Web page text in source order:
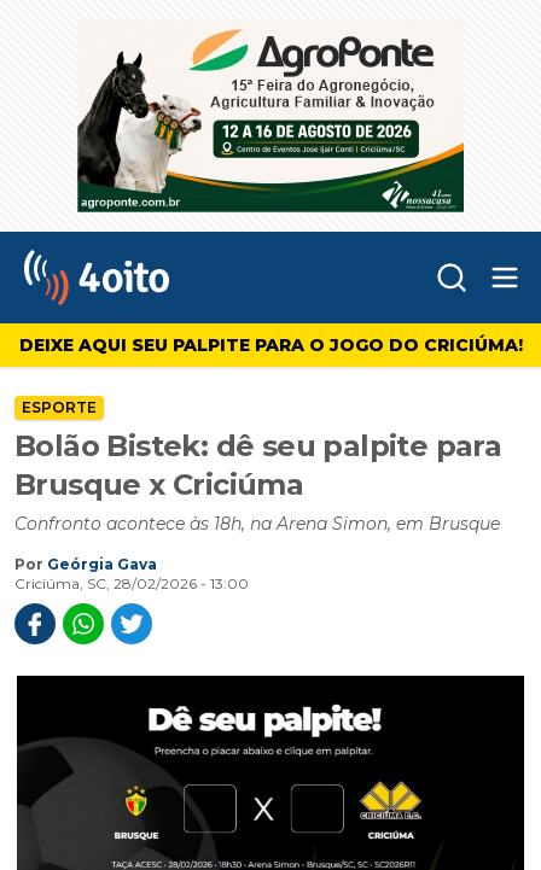
4oito
DEIXE AQUI SEU PALPITE PARA O JOGO DO CRICIÚMA!
ESPORTE
Bolão Bistek: dê seu palpite para
Brusque x Criciúma
Confronto acontece às 18h, na Arena Simon, em Brusque
Por Geórgia Gava
Criciúma, SC, 28/02/2026 - 13:00